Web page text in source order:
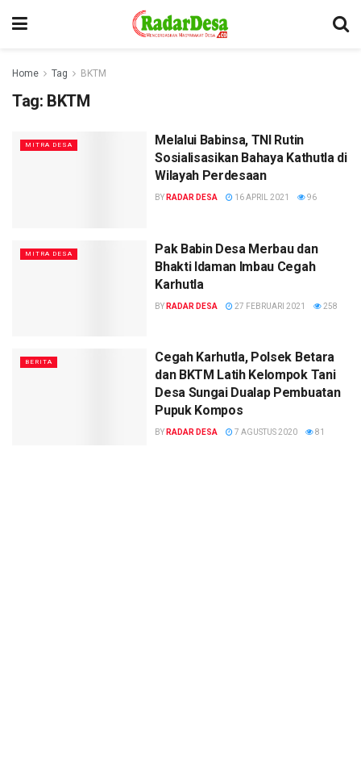
Home Tag BKTM
Tag: BKTM
MITRA DESA
Melalui Babinsa, TNI Rutin
Sosialisasikan Bahaya Kathutla di
Wilayah Perdesaan
BY RADAR DESA 16 APRIL 2021 96
MITRA DESA
Pak Babin Desa Merbau dan
Bhakti Idaman Imbau Cegah
Karhutla
BY RADAR DESA 27 FEBRUARI 2021 258
BERITA
Cegah Karhutla, Polsek Betara
dan BKTM Latih Kelompok Tani
Desa Sungai Dualap Pembuatan
Pupuk Kompos
BY RADAR DESA 7 AGUSTUS 2020 81